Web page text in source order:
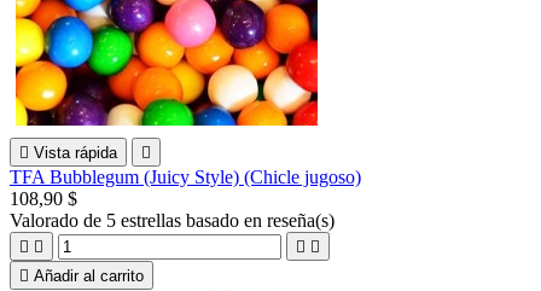
 Vista rápida 
TFA Bubblegum (Juicy Style) (Chicle jugoso)
108,90 $
Valorado de 5 estrellas basado en reseña(s)
   
 Añadir al carrito